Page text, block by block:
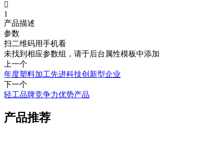

1
产品描述
参数
扫二维码用手机看
未找到相应参数组，请于后台属性模板中添加
上一个
年度塑料加工先进科技创新型企业
下一个
轻工品牌竞争力优势产品
产品推荐